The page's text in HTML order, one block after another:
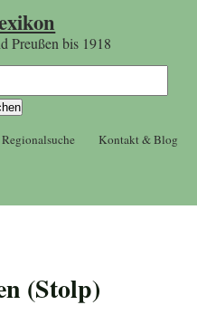
Preußen bis 1918
Regionalsuche Kontakt & Blog
(Stolp)